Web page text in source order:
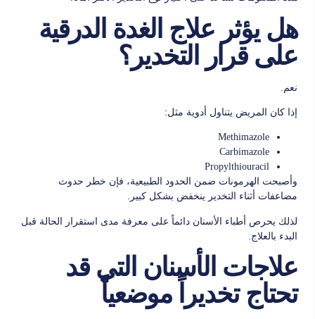
هل يؤثر علاج الغدة الدرقية
على قرار التخدير؟
نعم.
إذا كان المريض يتناول أدوية مثل:
Methimazole
Carbimazole
Propylthiouracil
وأصبحت الهرمونات ضمن الحدود الطبيعية، فإن خطر حدوث
مضاعفات أثناء التخدير ينخفض بشكل كبير.
لذلك يحرص أطباء الأسنان دائماً على معرفة مدى استقرار الحالة قبل
البدء بالعلاج.
علاجات الأسنان التي قد
تحتاج تخديراً موضعياً